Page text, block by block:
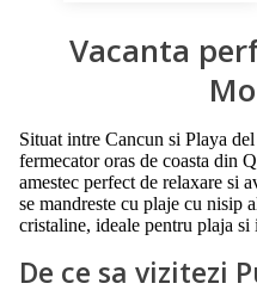
Vacanta
Situat intre Cancun si Playa
fermecator oras de coasta din
amestec perfect de relaxare si
se mandreste cu plaje cu nisip
cristaline, ideale pentru plaja si
De ce sa vizitezi